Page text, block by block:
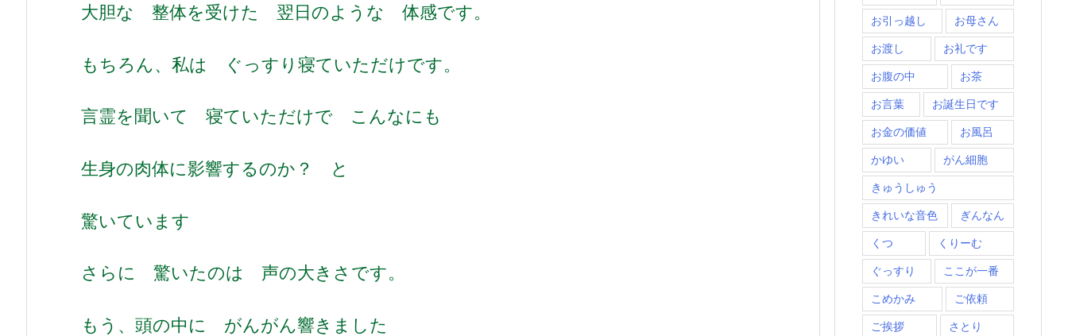
大胆な 整体を受けた 翌日のような 体感です。
もちろん、私は ぐっすり寝ていただけです。
言霊を聞いて 寝ていただけで こんなにも
生身の肉体に影響するのか？ と
驚いています
さらに 驚いたのは 声の大きさです。
もう、頭の中に がんがん響きました
お引っ越し お母さん
お渡し お礼です
お腹の中 お茶
お言葉 お誕生日です
お金の価値 お風呂
かゆい がん細胞
きゅうしゅう
きれいな音色 ぎんなん
くつ くりーむ
ぐっすり ここが一番
こめかみ ご依頼
ご挨拶 さとり